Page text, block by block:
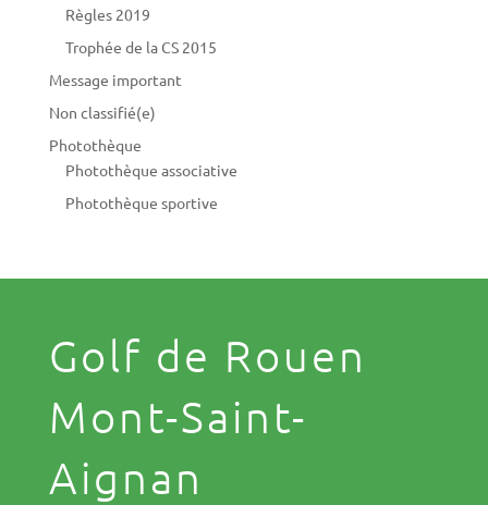
Règles 2019
Trophée de la CS 2015
Message important
Non classifié(e)
Photothèque
Photothèque associative
Photothèque sportive
Golf de Rouen
Mont-Saint-
Aignan